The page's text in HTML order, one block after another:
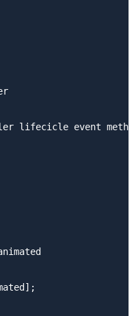
lifecicle event